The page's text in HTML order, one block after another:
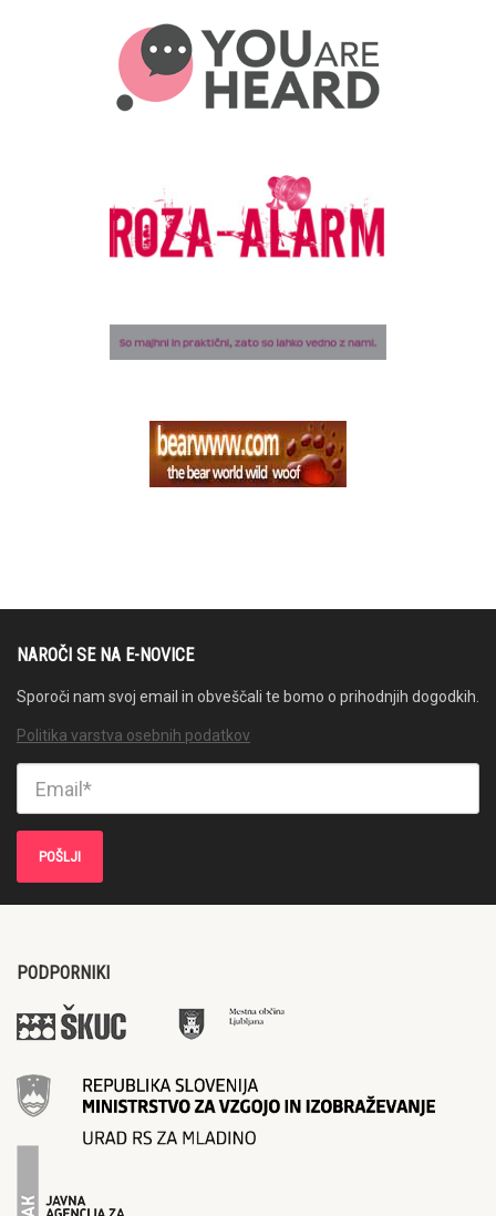
NAROČI SE NA E-NOVICE
Sporoči nam svoj email in obveščali te bomo o prihodnjih dogodkih.
Politika varstva osebnih podatkov
PODPORNIKI